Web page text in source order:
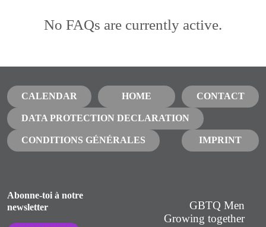
No FAQs are currently active.
CALENDAR HOME CONTACT
DATA PROTECTION DECLARATION
CONDITIONS GÉNÉRALES IMPRINT
Abonne-toi à notre
newsletter
GBTQ Men
Growing together